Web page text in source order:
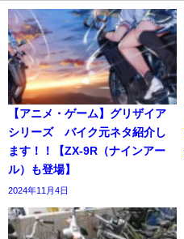
【アニメ・ゲーム】グリザイア
シリーズ バイク元ネタ紹介し
ます！！【ZX-9R（ナインアー
ル）も登場】
2024年11月4日